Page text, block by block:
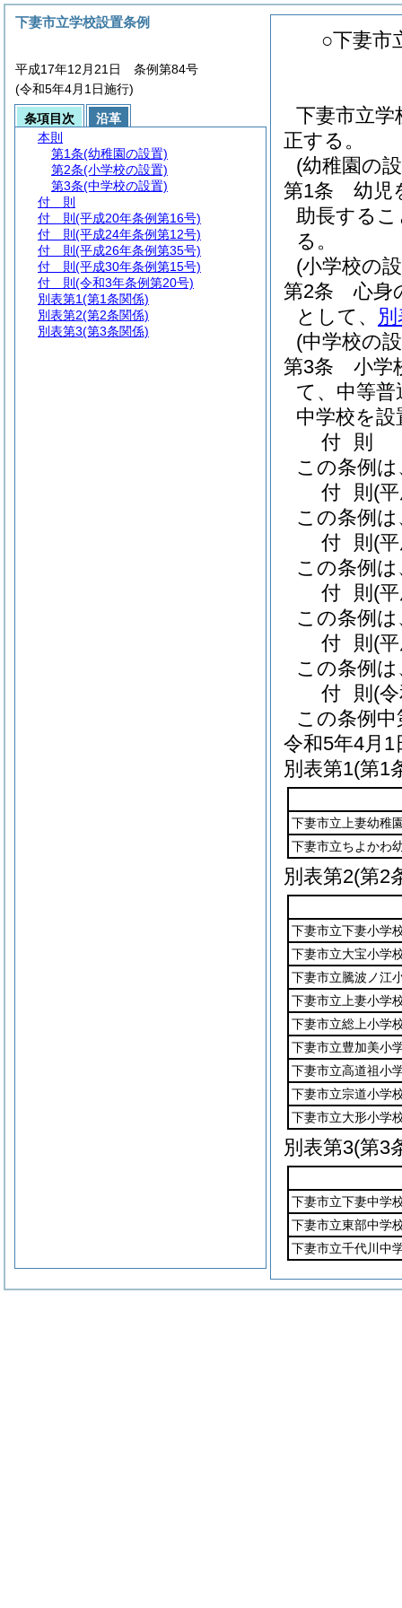
○下妻市
下妻市立学
正する。
(幼稚園の
第1条
幼児
助長する
る。
(小学校の
第2条
心身
として、
(中学校の
第3条
小学
て、中等
中学校を
付 則
この条例
付 則 (
この条例
付 則 (
この条例
付 則 (
この条例
付 則 (
この条例
付 則 (
この条例
令和5年4月
別表第1(第1
下妻市立上妻幼稚
下妻市立ちよかわ
別表第2(第2
下妻市立下妻小学
下妻市立大宝小学
下妻市立騰波ノ江
下妻市立上妻小学
下妻市立総上小学
下妻市立豊加美小
下妻市立高道祖小
下妻市立宗道小学
下妻市立大形小学
別表第3(第3
下妻市立下妻中学
下妻市立東部中学
下妻市立千代川中
下妻市立学校設置条例
平成17年12月21日 条例第84号
(令和5年4月1日施行)
条項目次
沿革
本則
第1条(幼稚園の設置)
第2条(小学校の設置)
第3条(中学校の設置)
付 則
付 則 (平成20年条例第16号)
付 則 (平成24年条例第12号)
付 則 (平成26年条例第35号)
付 則 (平成30年条例第15号)
付 則 (令和3年条例第20号)
別表第1(第1条関係)
別表第2(第2条関係)
別表第3(第3条関係)